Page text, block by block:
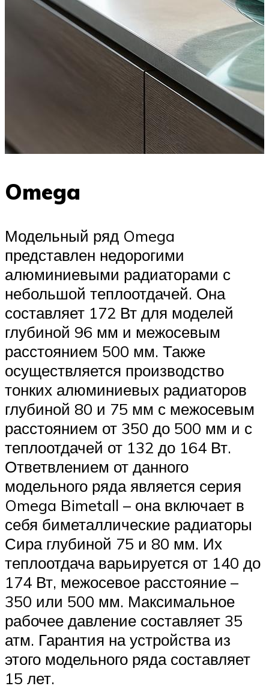
Omega
Модельный ряд Omega
представлен недорогими
алюминиевыми радиаторами с
небольшой теплоотдачей. Она
составляет 172 Вт для моделей
глубиной 96 мм и межосевым
расстоянием 500 мм. Также
осуществляется производство
тонких алюминиевых радиаторов
глубиной 80 и 75 мм с межосевым
расстоянием от 350 до 500 мм и с
теплоотдачей от 132 до 164 Вт.
Ответвлением от данного
модельного ряда является серия
Omega Bimetall – она включает в
себя биметаллические радиаторы
Сира глубиной 75 и 80 мм. Их
теплоотдача варьируется от 140 до
174 Вт, межосевое расстояние –
350 или 500 мм. Максимальное
рабочее давление составляет 35
атм. Гарантия на устройства из
этого модельного ряда составляет
15 лет.